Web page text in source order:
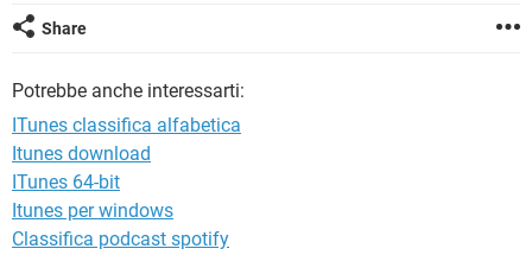
TIKTOK
Share
Potrebbe anche interessarti:
ITunes classifica alfabetica
Itunes download
ITunes 64-bit
Itunes per windows
Classifica podcast spotify